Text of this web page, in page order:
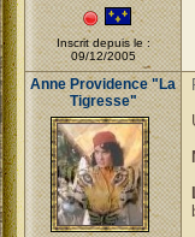
Inscrit depuis le :
09/12/2005
Anne Providence "La
Tigresse"